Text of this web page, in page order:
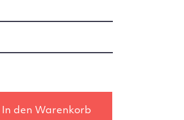
In den Warenkorb